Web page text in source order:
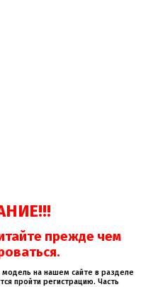
прежде чем
на нашем сайте в разделе
пройти регистрацию. Часть